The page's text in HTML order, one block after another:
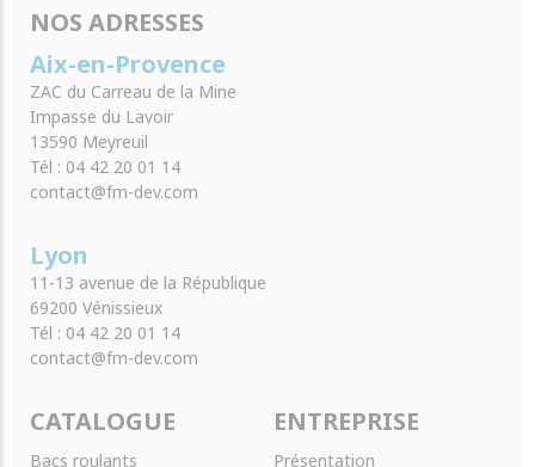
NOS ADRESSES
Aix-en-Provence
ZAC du Carreau de la Mine
Impasse du Lavoir
13590 Meyreuil
Tél : 04 42 20 01 14
contact@fm-dev.com
Lyon
11-13 avenue de la République
69200 Vénissieux
Tél : 04 42 20 01 14
contact@fm-dev.com
CATALOGUE
Bacs roulants
ENTREPRISE
Présentation